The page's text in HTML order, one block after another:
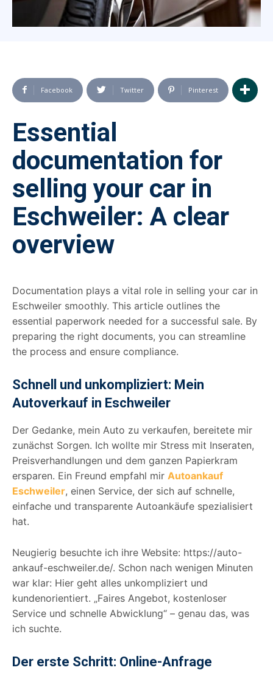
Facebook Twitter Pinterest
Essential
documentation for
selling your car in
Eschweiler: A clear
overview
Documentation plays a vital role in selling your car in
Eschweiler smoothly. This article outlines the
essential paperwork needed for a successful sale. By
preparing the right documents, you can streamline
the process and ensure compliance.
Schnell und unkompliziert: Mein
Autoverkauf in Eschweiler
Der Gedanke, mein Auto zu verkaufen, bereitete mir
zunächst Sorgen. Ich wollte mir Stress mit Inseraten,
Preisverhandlungen und dem ganzen Papierkram
ersparen. Ein Freund empfahl mir Autoankauf
Eschweiler, einen Service, der sich auf schnelle,
einfache und transparente Autoankäufe spezialisiert
hat.
Neugierig besuchte ich ihre Website: https://auto-
ankauf-eschweiler.de/. Schon nach wenigen Minuten
war klar: Hier geht alles unkompliziert und
kundenorientiert. „Faires Angebot, kostenloser
Service und schnelle Abwicklung“ – genau das, was
ich suchte.
Der erste Schritt: Online-Anfrage